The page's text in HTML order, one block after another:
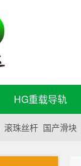
HG重载导轨
滚珠丝杆 国产滑块